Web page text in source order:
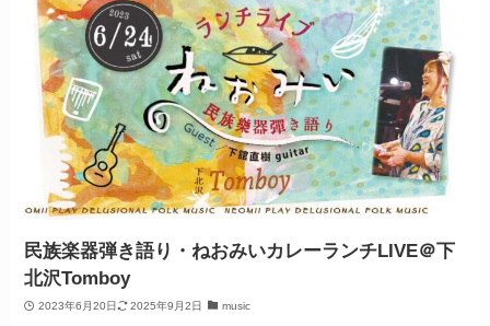
民族楽器弾き語り・ねおみいカレーランチLIVE＠下
北沢Tomboy
2023年6月20日 2025年9月2日 music